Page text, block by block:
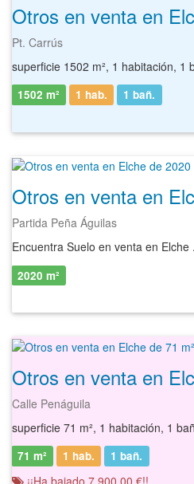
Otros en venta en
Pt. Carrús
superficie 1502 m², 1 habitación, 1
1502 m² 1 hab. 1 bañ.
Otros en venta en
Partida Peña Águilas
2020 m²
Otros en venta en
Calle Penáguila
superficie 71 m², 1 habitación, 1
71 m² 1 hab. 1 bañ.
¡¡Ha bajado 7.900,00 €!!